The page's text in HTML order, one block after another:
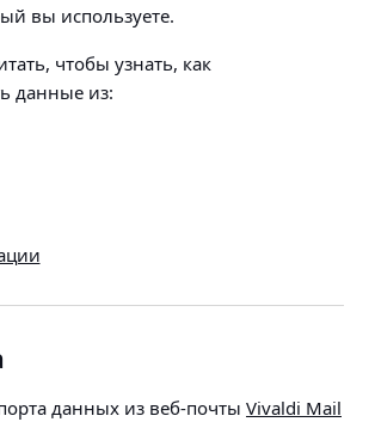
вы используете.
чтобы узнать, как
данные из:
данных из веб-почты Vivaldi Mail